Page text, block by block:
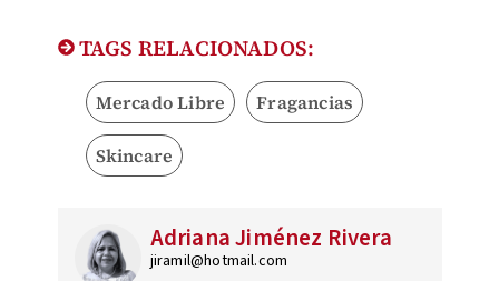
TAGS RELACIONADOS:
Mercado Libre Fragancias
Skincare
Adriana Jiménez Rivera
jiramil@hotmail.com